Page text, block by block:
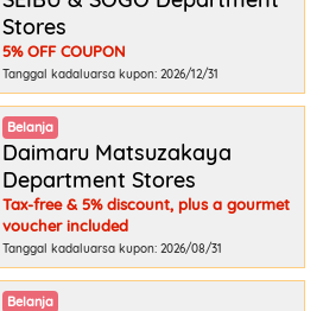
Stores
5% OFF COUPON
Tanggal kadaluarsa kupon: 2026/12/31
Belanja
Daimaru Matsuzakaya
Department Stores
Tax-free & 5% discount, plus a gourmet
voucher included
Tanggal kadaluarsa kupon: 2026/08/31
Belanja